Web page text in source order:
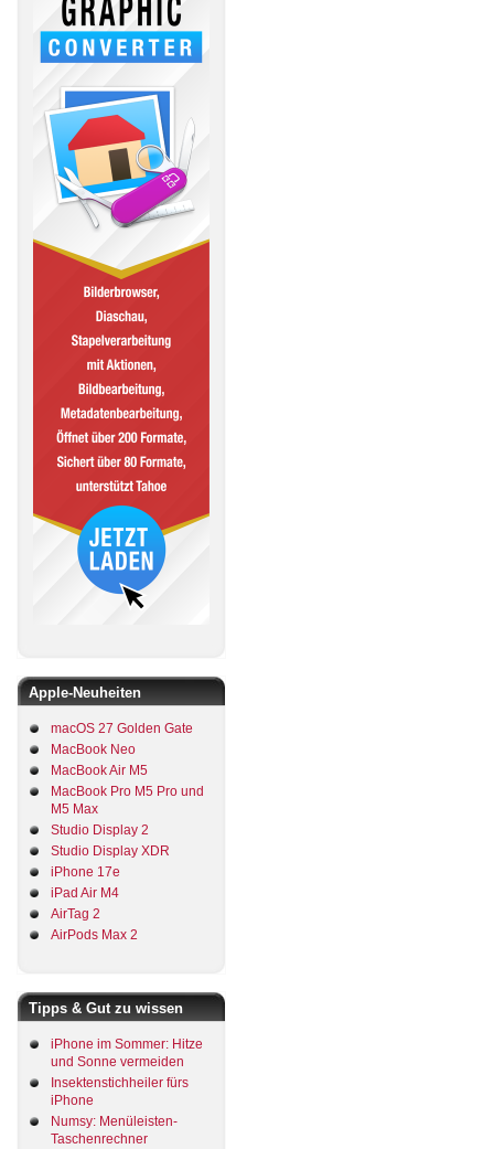
Apple-Neuheiten
macOS 27 Golden Gate
MacBook Neo
MacBook Air M5
MacBook Pro M5 Pro und
M5 Max
Studio Display 2
Studio Display XDR
iPhone 17e
iPad Air M4
AirTag 2
AirPods Max 2
Tipps & Gut zu wissen
iPhone im Sommer: Hitze
und Sonne vermeiden
Insektenstichheiler fürs
iPhone
Numsy: Menüleisten-
Taschenrechner